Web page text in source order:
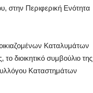
στην Περιφερική Ενότητα
Καταλυμάτων
διοικητικό συμβούλιο της
Καταστημάτων